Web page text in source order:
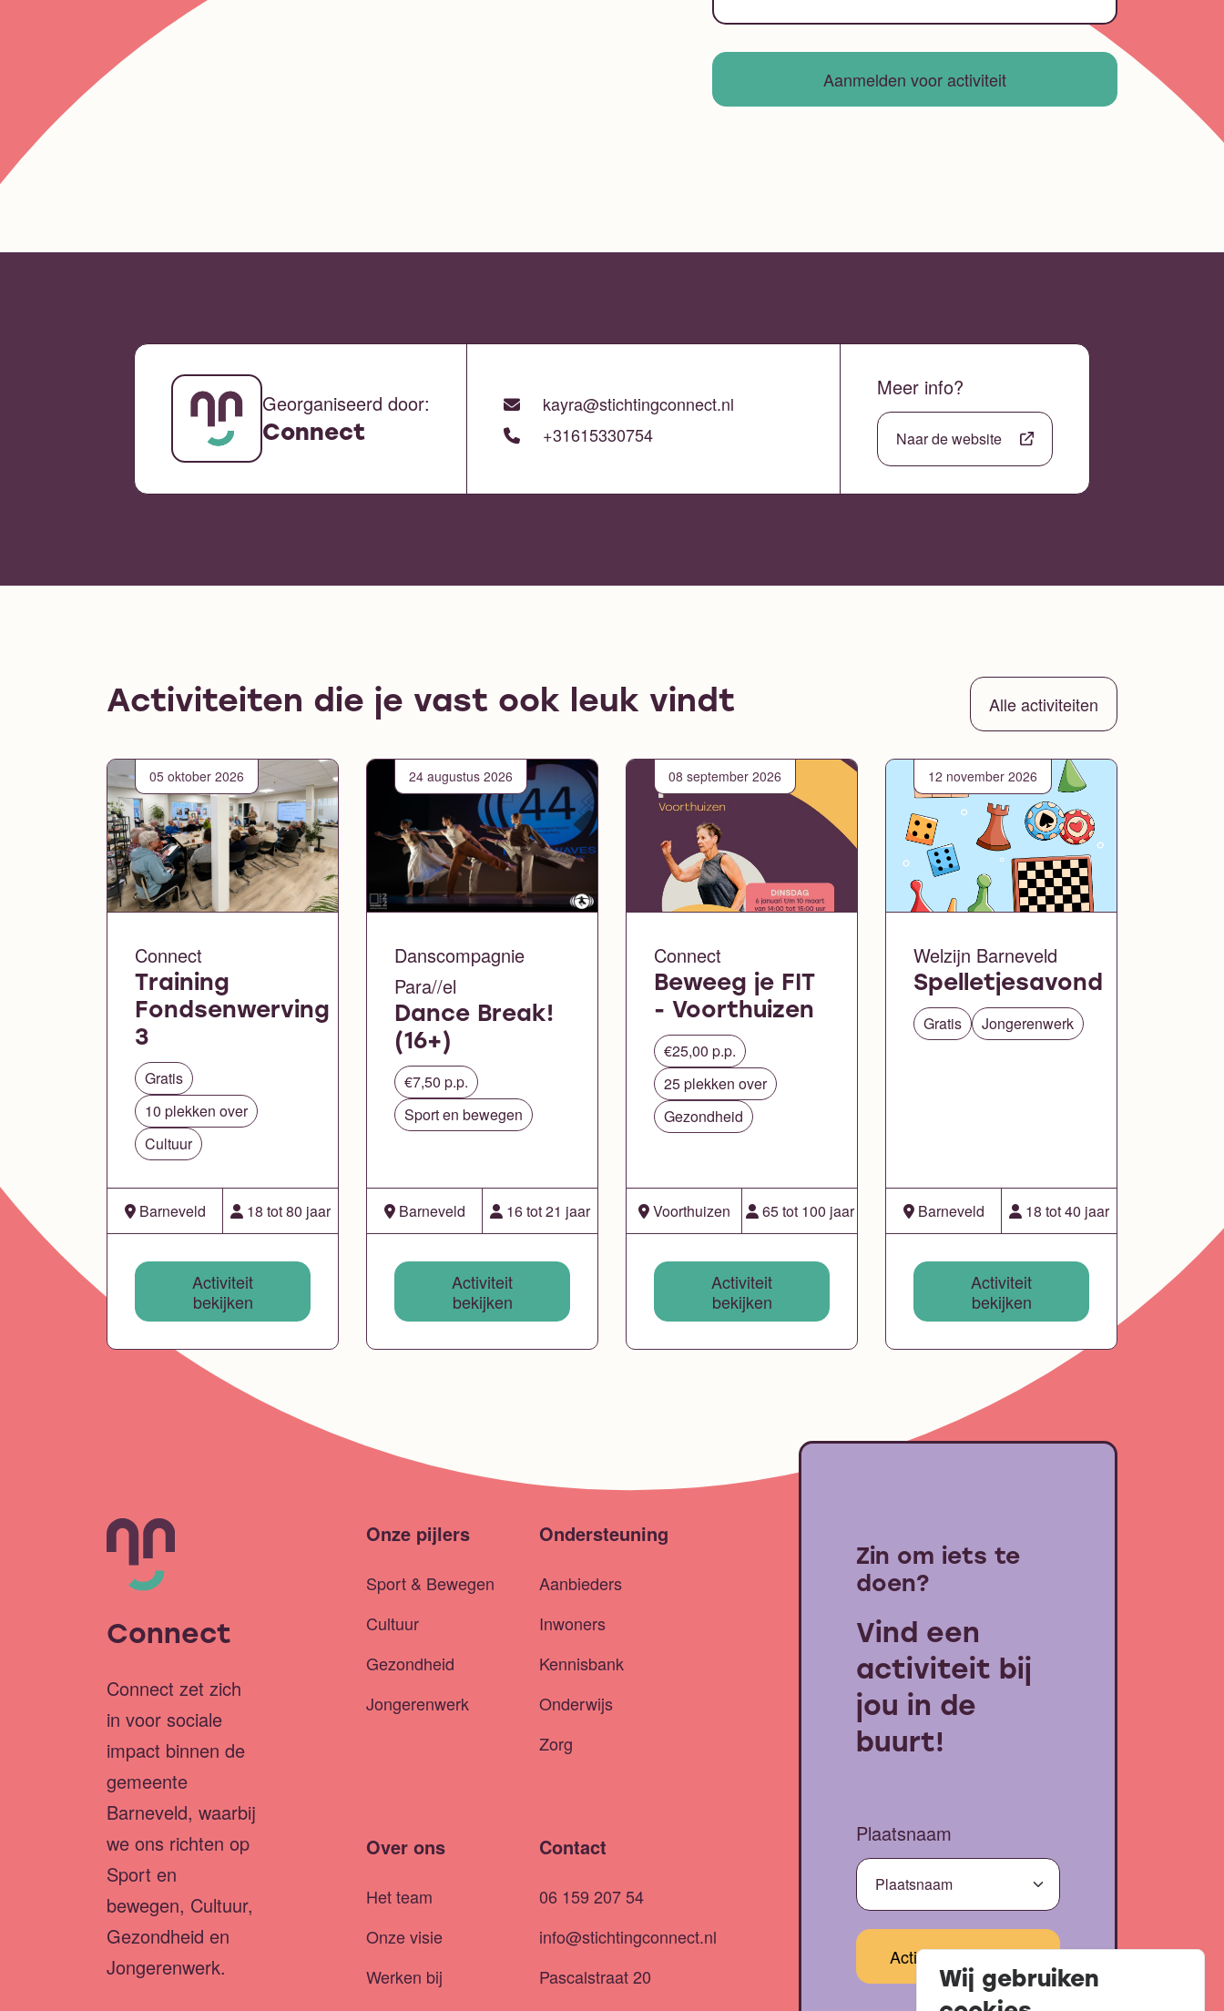
Aanmelden voor activiteit
Georganiseerd door:
Connect
kayra@stichtingconnect.nl
+31615330754
Meer info?
Naar de website
Activiteiten die je vast ook leuk vindt Alle activiteiten
05 oktober 2026
Connect
Training
Fondsenwerving
3
Gratis
10 plekken over
Cultuur
Barneveld 18 tot 80 jaar
Activiteit
bekijken
24 augustus 2026
Danscompagnie
Para//el
Dance Break!
(16+)
€7,50 p.p.
Sport en bewegen
Barneveld 16 tot 21 jaar
Activiteit
bekijken
08 september 2026
Connect
Beweeg je FIT
- Voorthuizen
€25,00 p.p.
25 plekken over
Gezondheid
Voorthuizen 65 tot 100 jaar
Activiteit
bekijken
12 november 2026
Welzijn Barneveld
Spelletjesavond
Gratis Jongerenwerk
Barneveld 18 tot 40 jaar
Activiteit
bekijken
Connect
Connect zet zich
in voor sociale
impact binnen de
gemeente
Barneveld, waarbij
we ons richten op
Sport en
bewegen, Cultuur,
Gezondheid en
Jongerenwerk.
Onze pijlers
Sport & Bewegen
Cultuur
Gezondheid
Jongerenwerk
Ondersteuning
Aanbieders
Inwoners
Kennisbank
Onderwijs
Zorg
Over ons
Het team
Onze visie
Werken bij
Contact
06 159 207 54
info@stichtingconnect.nl
Pascalstraat 20
Zin om iets te
doen?
Vind een
activiteit bij
jou in de
buurt!
Plaatsnaam
Wij gebruiken